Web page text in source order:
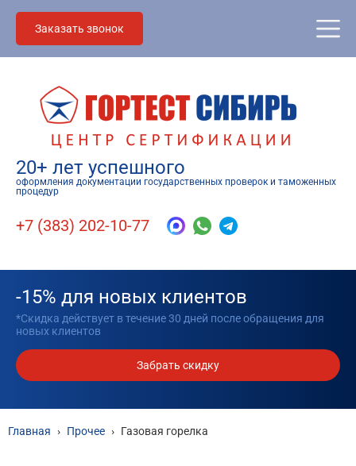
Заказать звонок
20+ лет успешного
оформления документации государственных проверок и таможенных
процедур
+7 (383) 202-10-77
-15% для новых клиентов
*Скидка действует в течение 30 дней после обращения для
новых клиентов
Забрать скидку
Главная › Прочее › Газовая горелка